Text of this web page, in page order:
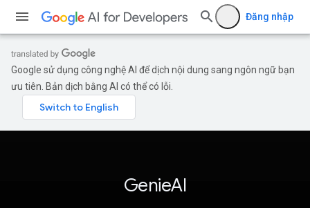
Đăng nhập
Google sử dụng công nghệ AI để dịch nội dung sang ngôn ngữ bạn
ưu tiên. Bản dịch bằng AI có thể có lỗi.
GenieAI